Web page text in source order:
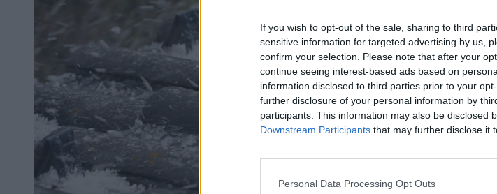
If you wish to opt-out of the sale, sharing to third
sensitive information for targeted advertising by us,
confirm your selection. Please note that after your
continue seeing interest-based ads based on
information disclosed to third parties prior to your
further disclosure of your personal information by
participants. This information may also be disclosed
Downstream Participants that may further disclose it
Personal Data Processing Opt Outs